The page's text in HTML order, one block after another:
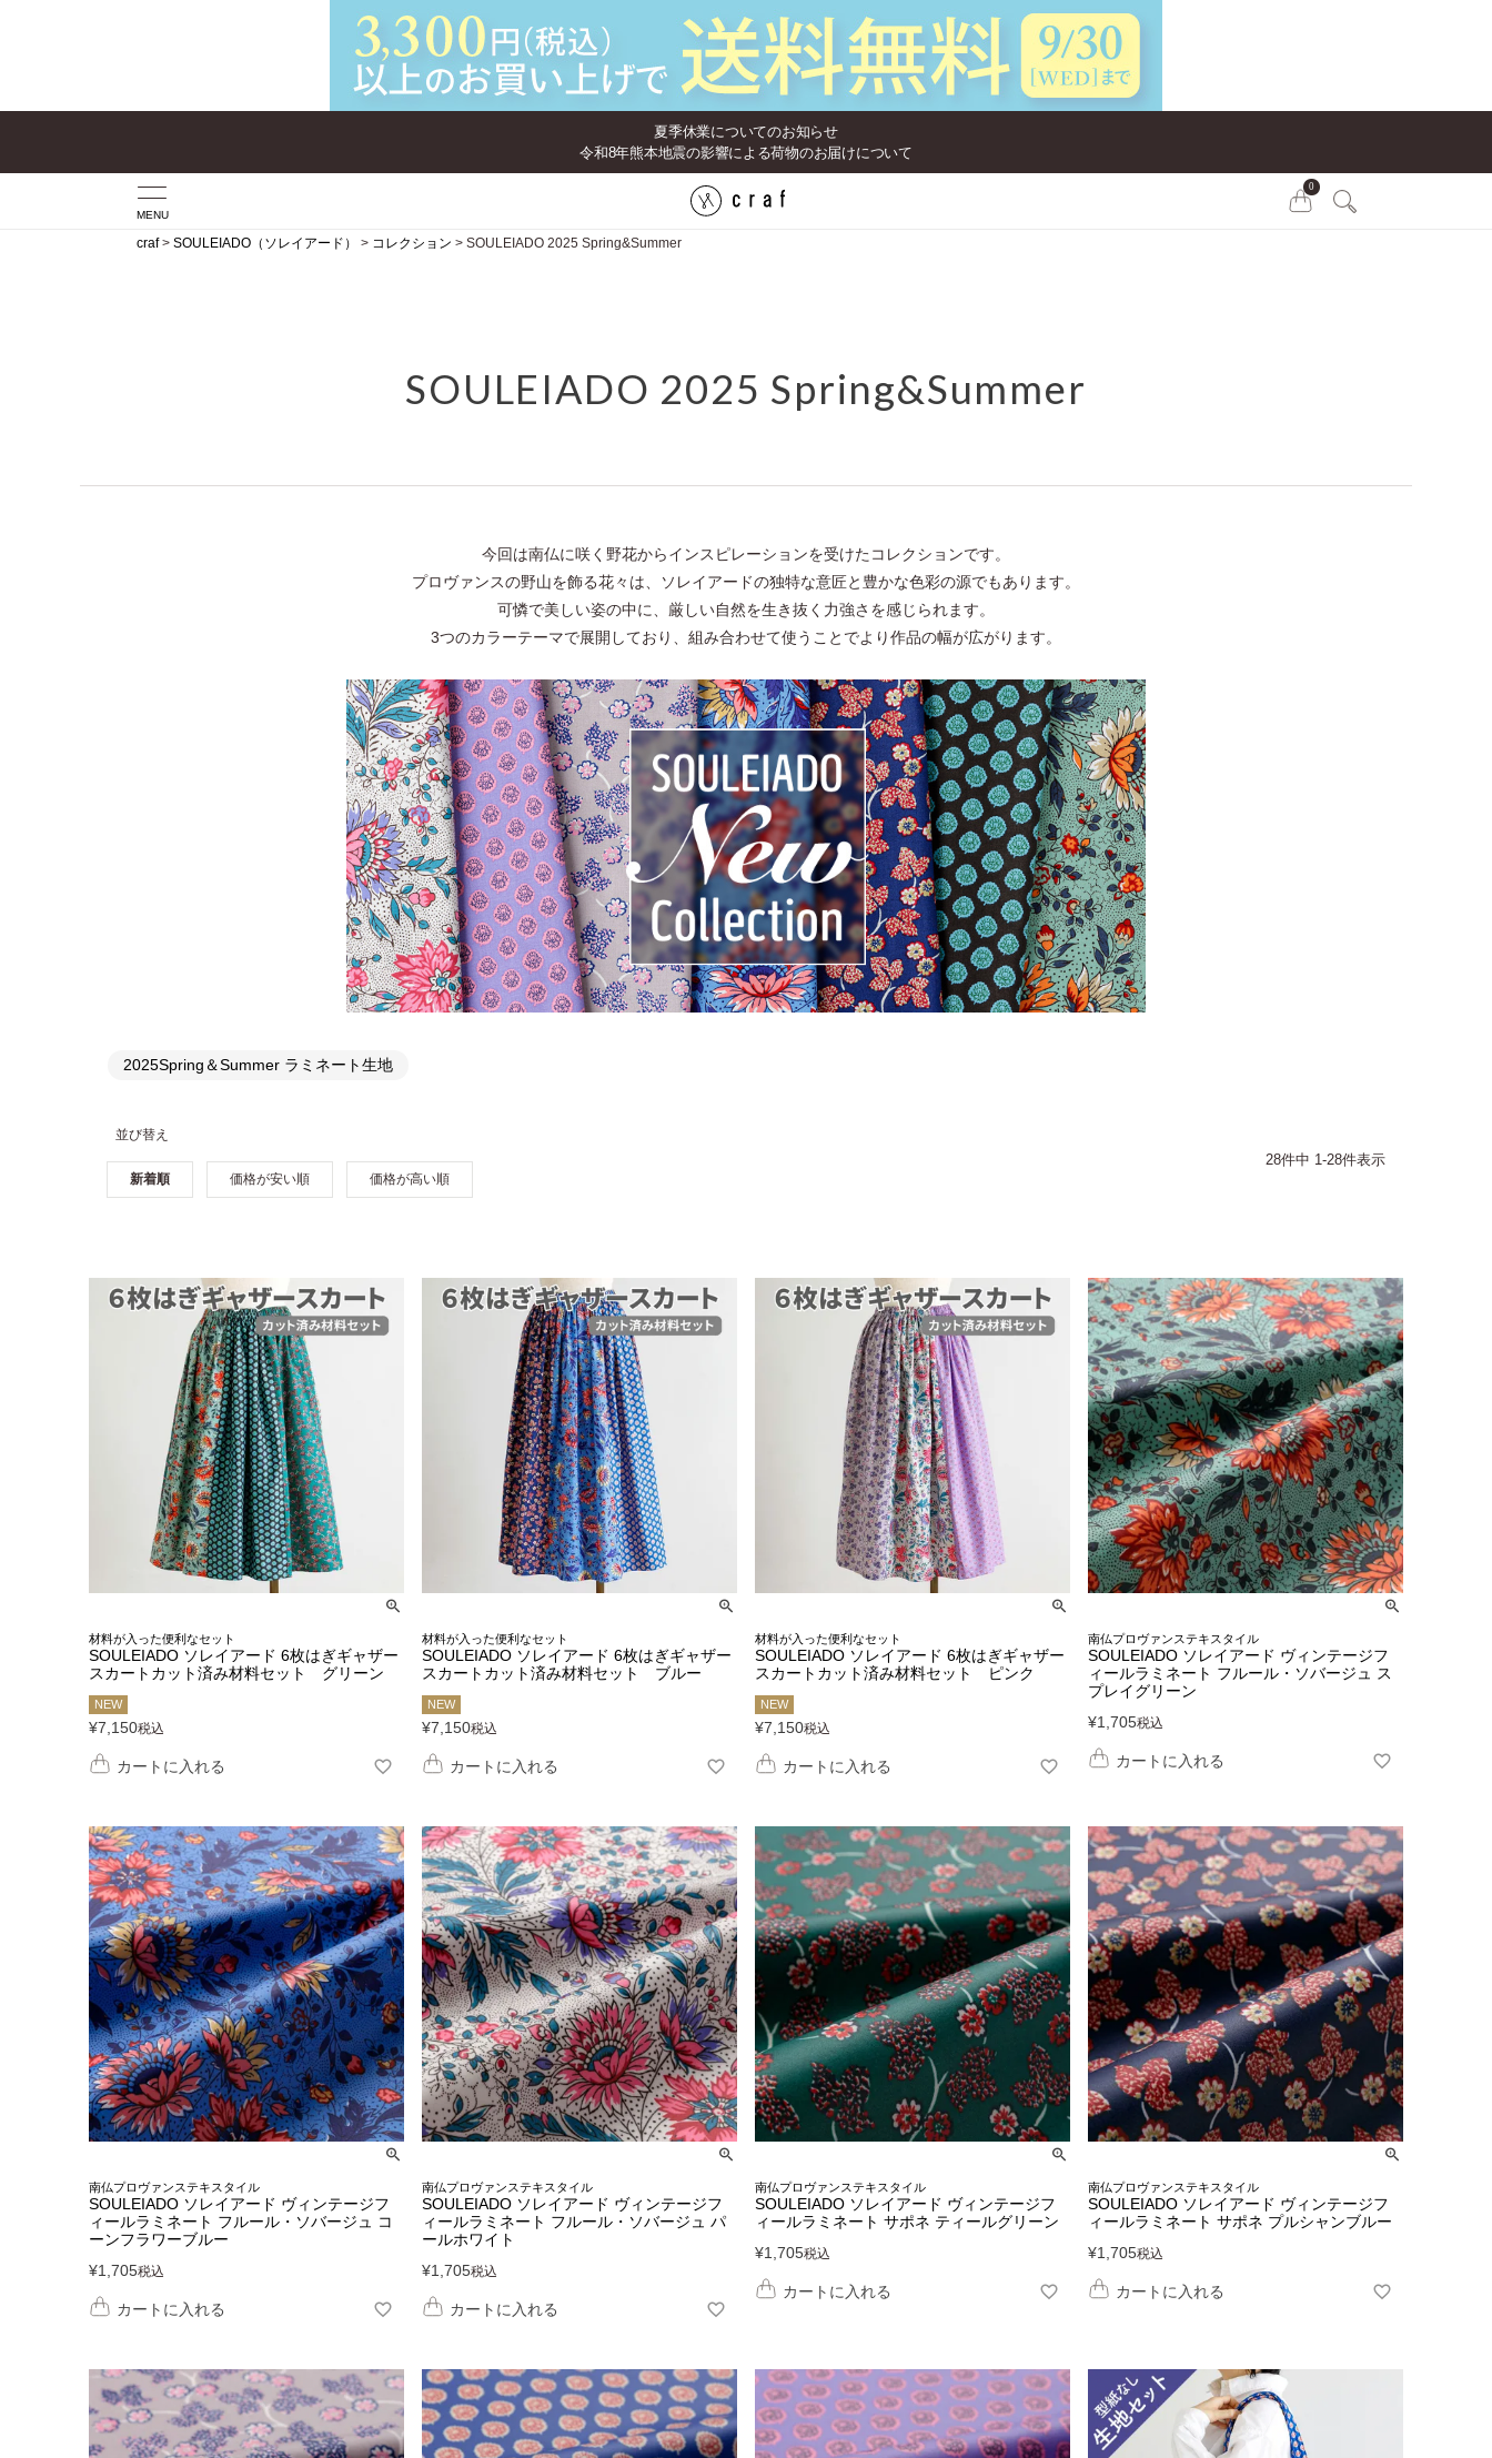
夏季休業についてのお知らせ
令和8年熊本地震の影響による荷物のお届けについて
MENU
0
craf SOULEIADO（ソレイアード） コレクション SOULEIADO 2025 Spring&Summer
SOULEIADO 2025 Spring&Summer
今回は南仏に咲く野花からインスピレーションを受けたコレクションです。
プロヴァンスの野山を飾る花々は、ソレイアードの独特な意匠と豊かな色彩の源でもあります。
可憐で美しい姿の中に、厳しい自然を生き抜く力強さを感じられます。
3つのカラーテーマで展開しており、組み合わせて使うことでより作品の幅が広がります。
2025Spring＆Summer ラミネート生地
並び替え
新着順 価格が安い順 価格が高い順
28件中 1-28件表示
材料が入った便利なセット
SOULEIADO ソレイアード 6枚はぎギャザー
スカートカット済み材料セット グリーン
NEW
¥7,150税込
カートに入れる
材料が入った便利なセット
SOULEIADO ソレイアード 6枚はぎギャザー
スカートカット済み材料セット ブルー
NEW
¥7,150税込
カートに入れる
材料が入った便利なセット
SOULEIADO ソレイアード 6枚はぎギャザー
スカートカット済み材料セット ピンク
NEW
¥7,150税込
カートに入れる
南仏プロヴァンステキスタイル
SOULEIADO ソレイアード ヴィンテージフ
ィールラミネート フルール・ソバージュ ス
プレイグリーン
¥1,705税込
カートに入れる
南仏プロヴァンステキスタイル
SOULEIADO ソレイアード ヴィンテージフ
ィールラミネート フルール・ソバージュ コ
ーンフラワーブルー
¥1,705税込
カートに入れる
南仏プロヴァンステキスタイル
SOULEIADO ソレイアード ヴィンテージフ
ィールラミネート フルール・ソバージュ パ
ールホワイト
¥1,705税込
カートに入れる
南仏プロヴァンステキスタイル
SOULEIADO ソレイアード ヴィンテージフ
ィールラミネート サポネ ティールグリーン
¥1,705税込
カートに入れる
南仏プロヴァンステキスタイル
SOULEIADO ソレイアード ヴィンテージフ
ィールラミネート サポネ プルシャンブルー
¥1,705税込
カートに入れる